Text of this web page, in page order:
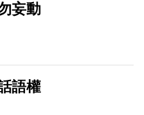
妄動
語權